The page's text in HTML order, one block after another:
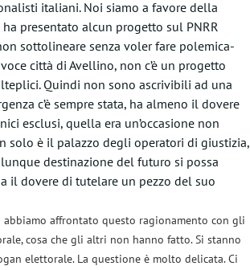
italiani. Noi siamo a favore della
presentato alcun progetto sul PNRR
sottolineare senza voler fare polemica-
città di Avellino, non c’è un progetto
Quindi non sono ascrivibili ad una
c’è sempre stata, ha almeno il dovere
esclusi, quella era un’occasione non
solo è il palazzo degli operatori di giustizia,
destinazione del futuro si possa
il dovere di tutelare un pezzo del suo
abbiamo affrontato questo ragionamento con gli
cosa che gli altri non hanno fatto. Si stanno
elettorale. La questione è molto delicata. Ci